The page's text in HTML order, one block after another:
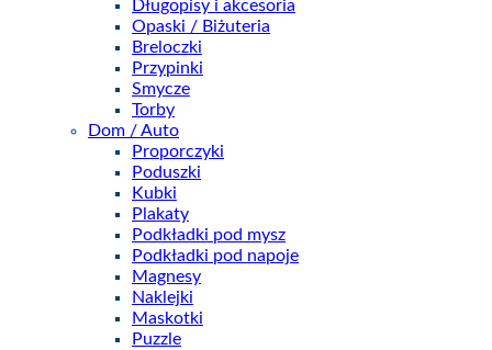
Długopisy i akcesoria
Opaski / Biżuteria
Breloczki
Przypinki
Smycze
Torby
Dom / Auto
Proporczyki
Poduszki
Kubki
Plakaty
Podkładki pod mysz
Podkładki pod napoje
Magnesy
Naklejki
Maskotki
Puzzle